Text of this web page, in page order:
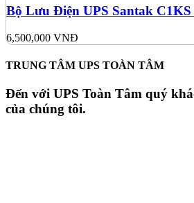
Bộ Lưu Điện UPS Santak
6,500,000 VNĐ
TRUNG TÂM UPS TOÀN TÂM
Đến với UPS Toàn Tâm quý
của chúng tôi.